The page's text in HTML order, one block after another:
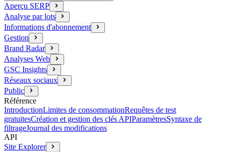
Aperçu SERP
Analyse par lots
Informations d'abonnement
Gestion
Brand Radar
Analyses Web
GSC Insights
Réseaux sociaux
Public
Référence
IntroductionLimites de consommationRequêtes de test
gratuitesCréation et gestion des clés APIParamètresSyntaxe de
filtrageJournal des modifications
API
Site Explorer